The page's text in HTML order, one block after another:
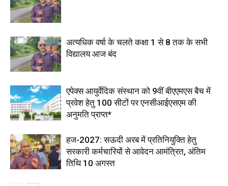
अत्यधिक वर्षा के चलते कक्षा 1 से 8 तक के सभी
विद्यालय आज बंद
एपेक्स आयुर्वेदिक संस्थान को 9वीं बीएएमएस बैच में
प्रवेश हेतु 100 सीटों पर एनसीआईएसएम की
अनुमति प्राप्त*
हज-2027: सऊदी अरब में प्रतिनियुक्ति हेतु
सरकारी कर्मचारियों से आवेदन आमंत्रित, अंतिम
तिथि 10 अगस्त